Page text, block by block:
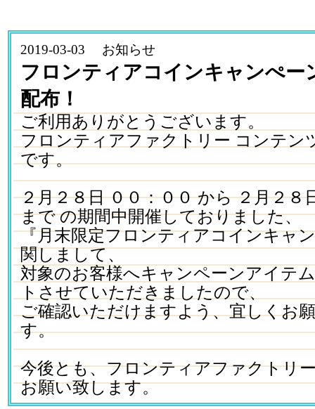
2019-03-03 お知らせ
フロンティアコインキャンぺー
配布！
ご利用ありがとうございます。
フロンティアファクトリー コンテン
です。
２月２８日 ００：００ から ２月２８
まで の期間中開催しておりました、
『月末限定フロンティアコインキャ
関しまして、
対象のお客様へキャンペーンアイテ
トさせていただきましたので、
ご確認いただけますよう、宜しくお
す。
今後とも、フロンティアファクトリ
お願い致します。